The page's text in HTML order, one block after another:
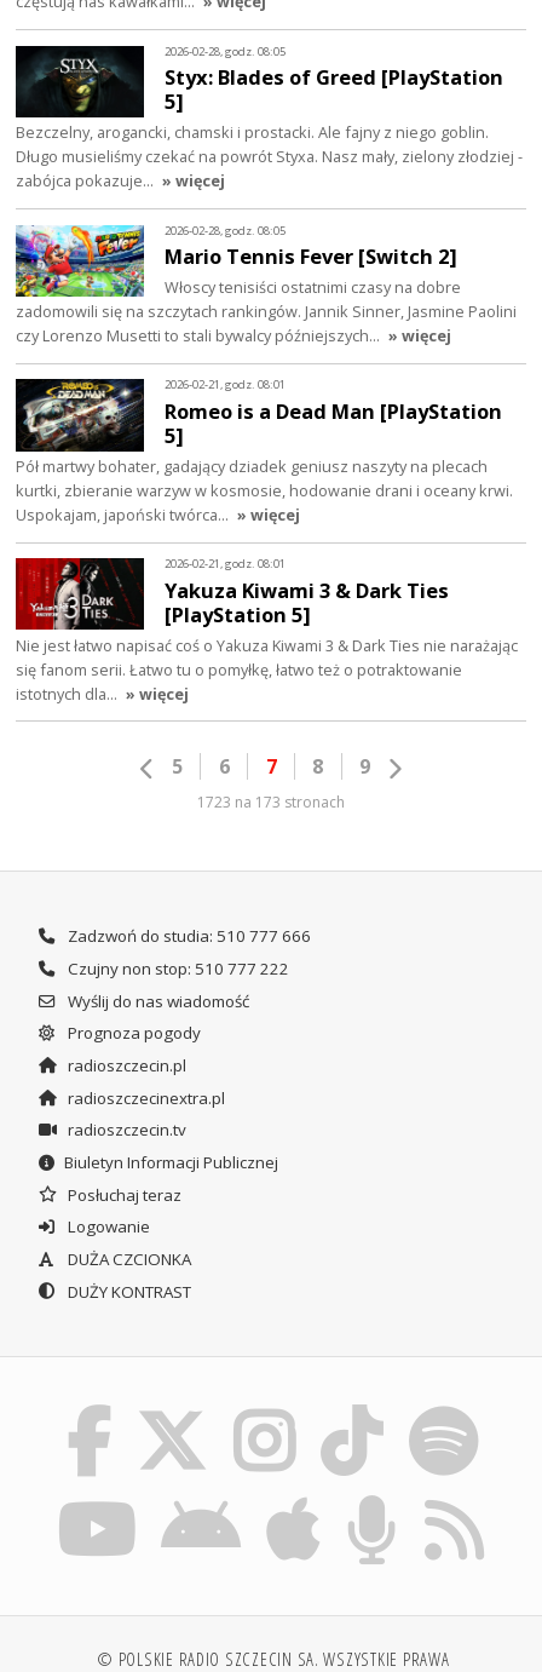
2026-02-28, godz. 08:05
Styx: Blades of Greed [PlayStation
5]
Bezczelny, arogancki, chamski i prostacki. Ale fajny z niego goblin.
Długo musieliśmy czekać na powrót Styxa. Nasz mały, zielony złodziej -
zabójca pokazuje… » więcej
2026-02-28, godz. 08:05
Mario Tennis Fever [Switch 2]
Włoscy tenisiści ostatnimi czasy na dobre
zadomowili się na szczytach rankingów. Jannik Sinner, Jasmine Paolini
czy Lorenzo Musetti to stali bywalcy późniejszych… » więcej
2026-02-21, godz. 08:01
Romeo is a Dead Man [PlayStation
5]
Pół martwy bohater, gadający dziadek geniusz naszyty na plecach
kurtki, zbieranie warzyw w kosmosie, hodowanie drani i oceany krwi.
Uspokajam, japoński twórca… » więcej
2026-02-21, godz. 08:01
Yakuza Kiwami 3 & Dark Ties
[PlayStation 5]
Nie jest łatwo napisać coś o Yakuza Kiwami 3 & Dark Ties nie narażając
się fanom serii. Łatwo tu o pomyłkę, łatwo też o potraktowanie
istotnych dla… » więcej
5 6 7 8 9
1723 na 173 stronach
Zadzwoń do studia: 510 777 666
Czujny non stop: 510 777 222
Wyślij do nas wiadomość
Prognoza pogody
radioszczecin.pl
radioszczecinextra.pl
radioszczecin.tv
Biuletyn Informacji Publicznej
Posłuchaj teraz
Logowanie
DUŻA CZCIONKA
DUŻY KONTRAST
© POLSKIE RADIO SZCZECIN SA. WSZYSTKIE PRAWA